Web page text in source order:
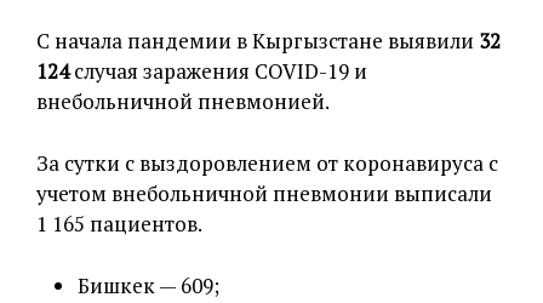
С начала пандемии в Кыргызстане выявили 32
124случая заражения COVID-19 и
внебольничной пневмонией.
За сутки с выздоровлением от коронавируса с
учетом внебольничной пневмонии выписали
1 165 пациентов.
Бишкек — 609;